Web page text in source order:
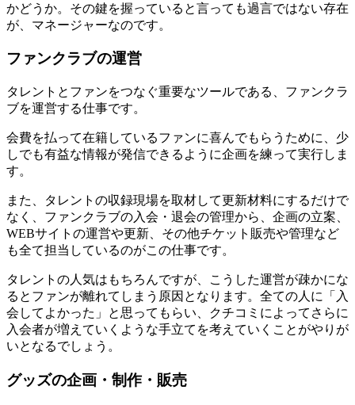
かどうか。その鍵を握っていると言っても過言ではない存在
が、マネージャーなのです。
ファンクラブの運営
タレントとファンをつなぐ重要なツールである、ファンクラ
ブを運営する仕事です。
会費を払って在籍しているファンに喜んでもらうために、少
しでも有益な情報が発信できるように企画を練って実行しま
す。
また、タレントの収録現場を取材して更新材料にするだけで
なく、ファンクラブの入会・退会の管理から、企画の立案、
WEBサイトの運営や更新、その他チケット販売や管理など
も全て担当しているのがこの仕事です。
タレントの人気はもちろんですが、こうした運営が疎かにな
るとファンが離れてしまう原因となります。全ての人に「入
会してよかった」と思ってもらい、クチコミによってさらに
入会者が増えていくような手立てを考えていくことがやりが
いとなるでしょう。
グッズの企画・制作・販売